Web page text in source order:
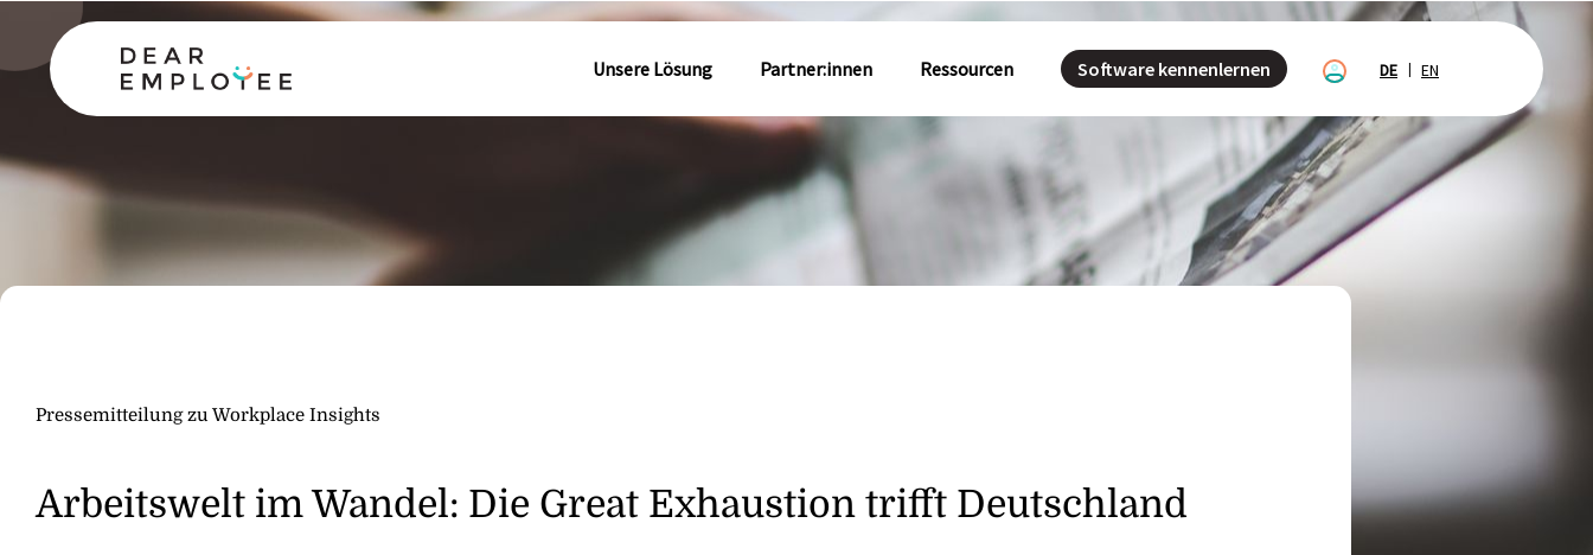
Unsere Lösung Partner:innen Ressourcen Software kennenlernen DE EN
Pressemitteilung zu Workplace Insights
Arbeitswelt im Wandel: Die Great Exhaustion trifft Deutschland